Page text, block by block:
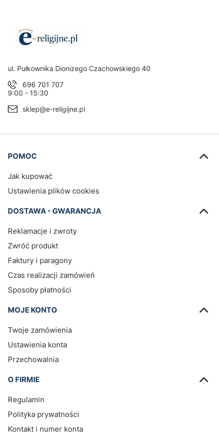
Adres:
ul. Pułkownika Dionizego Czachowskiego 40
696 701 707
9:00 - 15:30
sklep@e-religijne.pl
Linki w stopce
POMOC
Jak kupować
Ustawienia plików cookies
DOSTAWA - GWARANCJA
Reklamacje i zwroty
Zwróć produkt
Faktury i paragony
Czas realizacji zamówień
Sposoby płatności
MOJE KONTO
Twoje zamówienia
Ustawienia konta
Przechowalnia
O FIRMIE
Regulamin
Polityka prywatności
Kontakt i numer konta